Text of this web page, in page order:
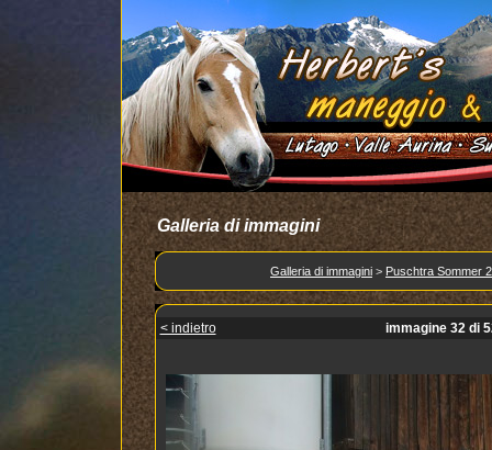
Galleria di immagini
Galleria di immagini > Puschtra Sommer
< indietro immagine 32 di